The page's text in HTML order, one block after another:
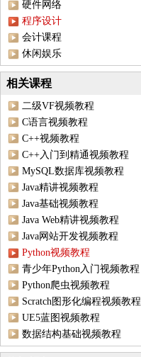
硬件网络
程序设计
会计课程
休闲娱乐
相关课程
二级VF视频教程
C语言视频教程
C++视频教程
C++入门到精通视频教程
MySQL数据库视频教程
Java精讲视频教程
Java基础视频教程
Java Web精讲视频教程
Java网站开发视频教程
Python视频教程
青少年Python入门视频教程
Python爬虫视频教程
Scratch图形化编程视频教程
UE5蓝图视频教程
数据结构基础视频教程